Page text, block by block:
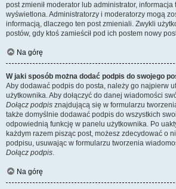
post zmienił moderator lub administrator, informacja
wyświetlona. Administratorzy i moderatorzy mogą
informacją, dlaczego ten post zmieniali. Zwykli
postów, gdy ktoś zamieścił pod ich postem nowy
Na górę
W jaki sposób można dodać podpis do swojego
Aby dodawać podpis do posta, należy go najpierw
użytkownika. Aby dołączyć do danej wiadomości
Dołącz podpis znajdującą się w formularzu
także domyślnie dodawać podpis do wszystkich
odpowiednią funkcję w panelu użytkownika. Po
każdym razem pisząc post, możesz zdecydować o
podpisu, usuwając w formularzu tworzenia
Dołącz podpis.
Na górę